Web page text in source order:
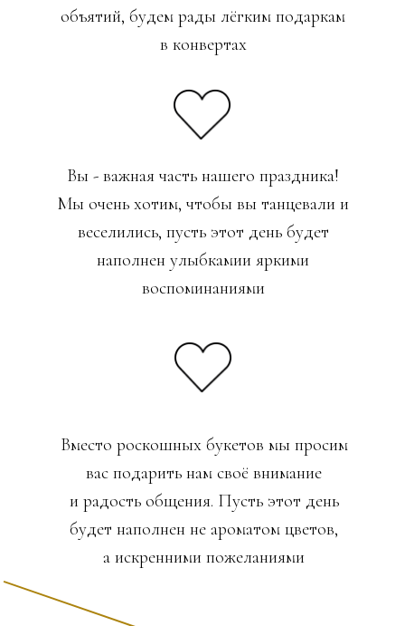
Вместо роскошных букетов мы просим
вас подарить нам своё внимание
и радость общения. Пусть этот день
будет наполнен не ароматом цветов,
а искренними пожеланиями
объятий, будем рады лёгким подаркам
в конвертах
Вы - важная часть нашего праздника!
Мы очень хотим, чтобы вы танцевали и
веселились, пусть этот день будет
наполнен улыбкамии яркими
воспоминаниями